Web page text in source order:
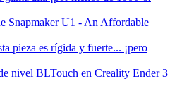
Snapmaker U1 - An Affordable
pieza es rígida y fuerte... ¡pero
nivel BLTouch en Creality Ender 3